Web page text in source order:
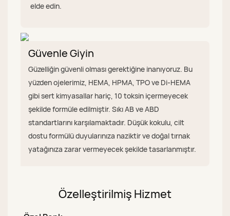
elde edin.
Güvenle Giyin
Güzelliğin güvenli olması gerektiğine inanıyoruz. Bu
yüzden ojelerimiz, HEMA, HPMA, TPO ve Di-HEMA
gibi sert kimyasallar hariç, 10 toksin içermeyecek
şekilde formüle edilmiştir. Sıkı AB ve ABD
standartlarını karşılamaktadır. Düşük kokulu, cilt
dostu formülü duyularınıza naziktir ve doğal tırnak
yatağınıza zarar vermeyecek şekilde tasarlanmıştır.
Özelleştirilmiş Hizmet